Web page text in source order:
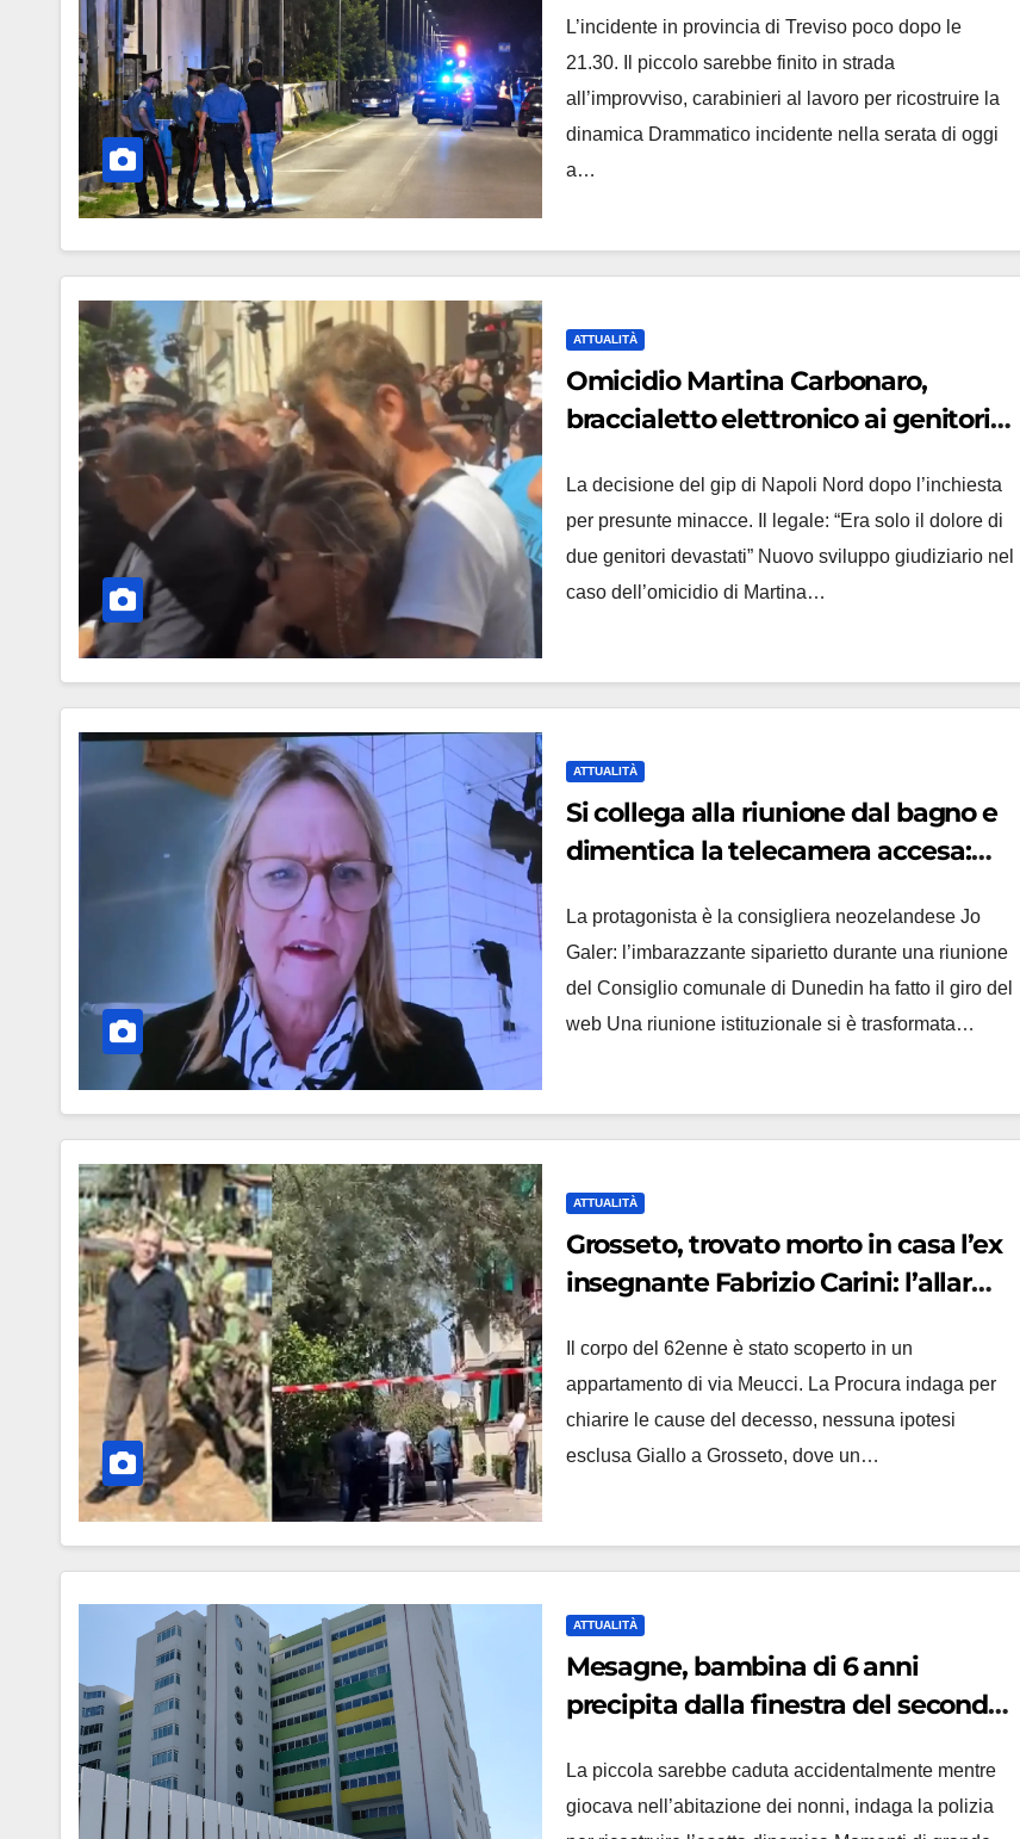
a Padova
L’incidente in provincia di Treviso poco dopo le
21.30. Il piccolo sarebbe finito in strada
all’improvviso, carabinieri al lavoro per ricostruire la
dinamica Drammatico incidente nella serata di oggi
a…
ATTUALITÀ
Omicidio Martina Carbonaro,
braccialetto elettronico ai genitori
avvicinarsi alla famiglia di Alessio
Tucci
La decisione del gip di Napoli Nord dopo l’inchiesta
per presunte minacce. Il legale: “Era solo il dolore di
due genitori devastati” Nuovo sviluppo giudiziario nel
caso dell’omicidio di Martina…
ATTUALITÀ
Si collega alla riunione dal bagno e
dimentica la telecamera accesa:
diventa virale
La protagonista è la consigliera neozelandese Jo
Galer: l’imbarazzante siparietto durante una riunione
del Consiglio comunale di Dunedin ha fatto il giro del
web Una riunione istituzionale si è trasformata…
ATTUALITÀ
Grosseto, trovato morto in casa l’ex
insegnante Fabrizio Carini: l’allarme
l’autopsia
Il corpo del 62enne è stato scoperto in un
appartamento di via Meucci. La Procura indaga per
chiarire le cause del decesso, nessuna ipotesi
esclusa Giallo a Grosseto, dove un…
ATTUALITÀ
Mesagne, bambina di 6 anni
precipita dalla finestra del secondo
valuta il trasferimento
La piccola sarebbe caduta accidentalmente mentre
giocava nell’abitazione dei nonni, indaga la polizia